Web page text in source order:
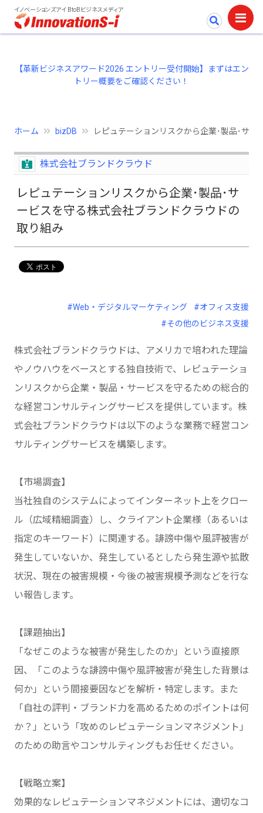
イノベーションズアイ BtoBビジネスメディア
【革新ビジネスアワード2026 エントリー受付開始】まずはエン
トリー概要をご確認ください！
ホーム bizDB レピュテーションリスクから企業･製品･サ
株式会社ブランドクラウド
レピュテーションリスクから企業･製品･サ
ービスを守る株式会社ブランドクラウドの
取り組み
#Web・デジタルマーケティング
#オフィス支援
#その他のビジネス支援
株式会社ブランドクラウドは、アメリカで培われた理論
やノウハウをベースとする独自技術で、レピュテーショ
ンリスクから企業・製品・サービスを守るための総合的
な経営コンサルティングサービスを提供しています。株
式会社ブランドクラウドは以下のような業務で経営コン
サルティングサービスを構築します。
【市場調査】
当社独自のシステムによってインターネット上をクロー
ル（広域精細調査）し、クライアント企業様（あるいは
指定のキーワード）に関連する。誹謗中傷や風評被害が
発生していないか、発生しているとしたら発生源や拡散
状況、現在の被害規模・今後の被害規模予測などを行な
い報告します。
【課題抽出】
「なぜこのような被害が発生したのか」という直接原
因、「このような誹謗中傷や風評被害が発生した背景は
何か」という間接要因などを解析・特定します。また
「自社の評判・ブランド力を高めるためのポイントは何
か？」という「攻めのレピュテーションマネジメント」
のための助言やコンサルティングもお任せください。
【戦略立案】
効果的なレピュテーションマネジメントには、適切なコ